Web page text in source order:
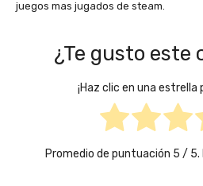
juegos mas jugados de steam.
¿Te gusto este
¡Haz clic en una estrella
Promedio de puntuación 5 / 5.